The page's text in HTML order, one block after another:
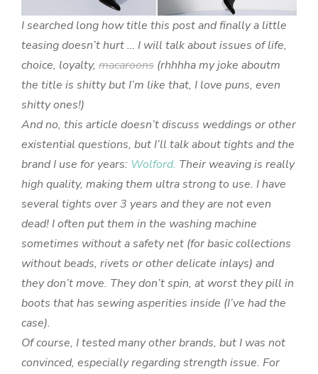
I searched long how title this post and finally a little
teasing doesn’t hurt … I will talk about issues of life,
choice, loyalty, macaroons (rhhhha my joke aboutm
the title is shitty but I’m like that, I love puns, even
shitty ones!)
And no, this article doesn’t discuss weddings or other
existential questions, but I’ll talk about tights and the
brand I use for years: Wolford. Their weaving is really
high quality, making them ultra strong to use. I have
several tights over 3 years and they are not even
dead! I often put them in the washing machine
sometimes without a safety net (for basic collections
without beads, rivets or other delicate inlays) and
they don’t move. They don’t spin, at worst they pill in
boots that has sewing asperities inside (I’ve had the
case).
Of course, I tested many other brands, but I was not
convinced, especially regarding strength issue. For